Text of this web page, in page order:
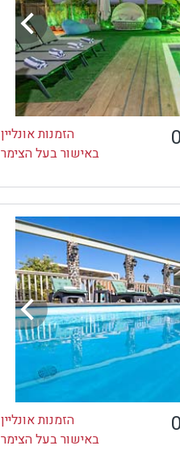
הזמנות אונליין
באישור בעל הצימר
הזמנות אונליין
באישור בעל הצימר